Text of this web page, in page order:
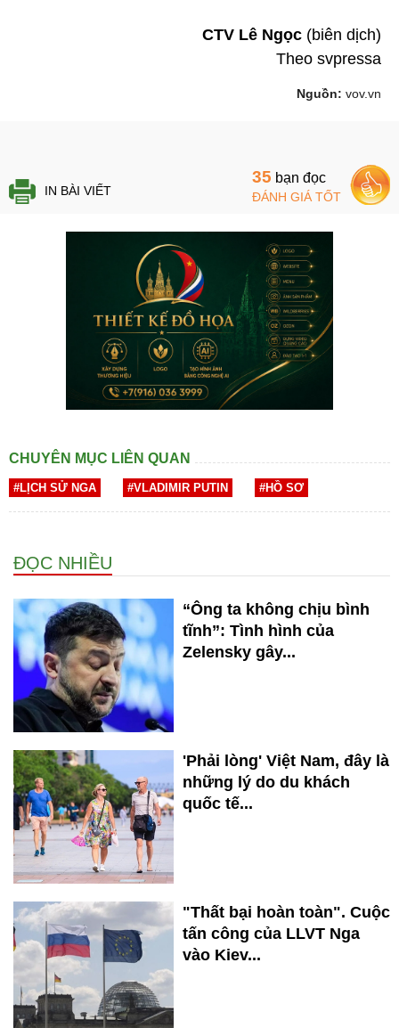
CTV Lê Ngọc (biên dịch)
Theo svpressa
Nguồn: vov.vn
IN BÀI VIẾT
35 bạn đọc
ĐÁNH GIÁ TỐT
CHUYÊN MỤC LIÊN QUAN
#LỊCH SỬ NGA #VLADIMIR PUTIN #HỒ SƠ
ĐỌC NHIỀU
“Ông ta không chịu bình
tĩnh”: Tình hình của
Zelensky gây...
'Phải lòng' Việt Nam, đây là
những lý do du khách
quốc tế...
"Thất bại hoàn toàn". Cuộc
tấn công của LLVT Nga
vào Kiev...